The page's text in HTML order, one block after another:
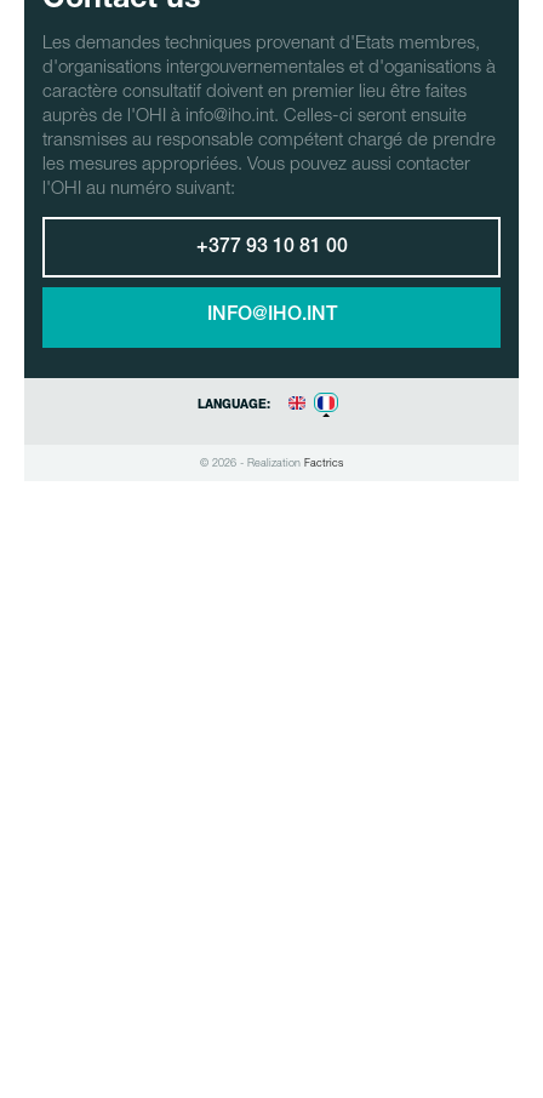
Les demandes techniques provenant d'Etats membres,
d'organisations intergouvernementales et d'oganisations à
caractère consultatif doivent en premier lieu être faites
auprès de l'OHI à info@iho.int. Celles-ci seront ensuite
transmises au responsable compétent chargé de prendre
les mesures appropriées. Vous pouvez aussi contacter
l'OHI au numéro suivant:
+377 93 10 81 00
INFO@IHO.INT
LANGUAGE:
© 2026 - Realization Factrics